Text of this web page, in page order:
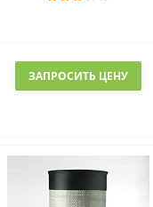
ЗАПРОСИТЬ ЦЕНУ